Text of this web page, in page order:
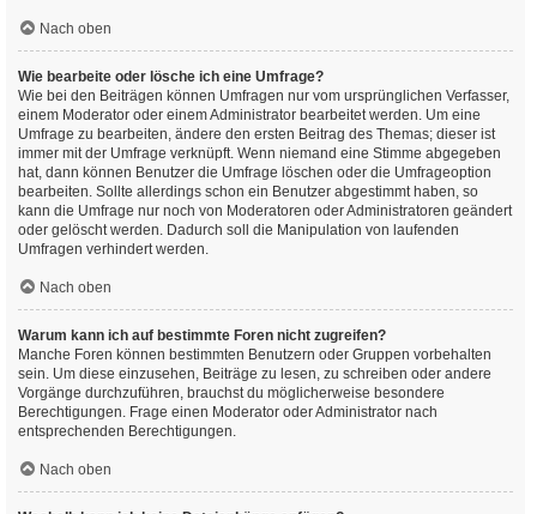
Nach oben
Wie bearbeite oder lösche ich eine Umfrage?
Wie bei den Beiträgen können Umfragen nur vom ursprünglichen Verfasser,
einem Moderator oder einem Administrator bearbeitet werden. Um eine
Umfrage zu bearbeiten, ändere den ersten Beitrag des Themas; dieser ist
immer mit der Umfrage verknüpft. Wenn niemand eine Stimme abgegeben
hat, dann können Benutzer die Umfrage löschen oder die Umfrageoption
bearbeiten. Sollte allerdings schon ein Benutzer abgestimmt haben, so
kann die Umfrage nur noch von Moderatoren oder Administratoren geändert
oder gelöscht werden. Dadurch soll die Manipulation von laufenden
Umfragen verhindert werden.
Nach oben
Warum kann ich auf bestimmte Foren nicht zugreifen?
Manche Foren können bestimmten Benutzern oder Gruppen vorbehalten
sein. Um diese einzusehen, Beiträge zu lesen, zu schreiben oder andere
Vorgänge durchzuführen, brauchst du möglicherweise besondere
Berechtigungen. Frage einen Moderator oder Administrator nach
entsprechenden Berechtigungen.
Nach oben